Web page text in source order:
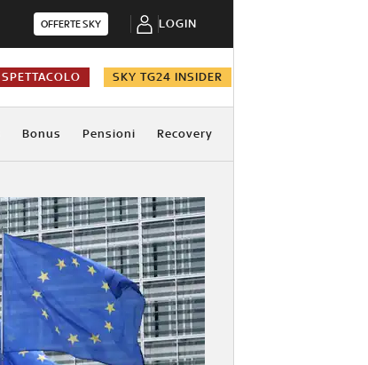
OFFERTE SKY LOGIN
SPETTACOLO SKY TG24 INSIDER
Bonus Pensioni Recovery